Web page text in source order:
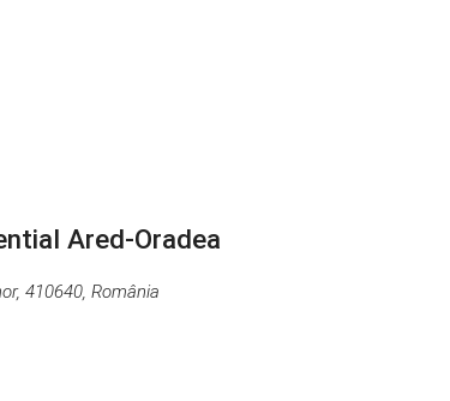
Ared-Oradea
410640, România